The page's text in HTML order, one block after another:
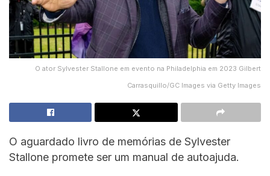
O ator Sylvester Stallone em evento na Philadelphia em 2023 Gilbert
Carrasquillo/GC Images via Getty Images
O aguardado livro de memórias de Sylvester
Stallone promete ser um manual de autoajuda.